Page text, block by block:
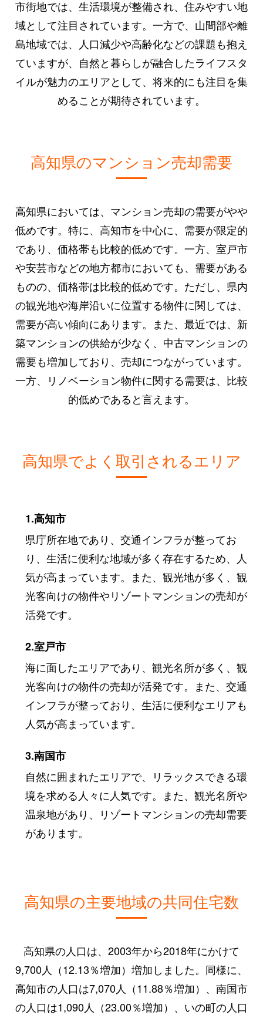
市街地では、生活環境が整備され、住みやすい地
域として注目されています。一方で、山間部や離
島地域では、人口減少や高齢化などの課題も抱え
ていますが、自然と暮らしが融合したライフスタ
イルが魅力のエリアとして、将来的にも注目を集
めることが期待されています。
高知県のマンション売却需要
高知県においては、マンション売却の需要がやや
低めです。特に、高知市を中心に、需要が限定的
であり、価格帯も比較的低めです。一方、室戸市
や安芸市などの地方都市においても、需要がある
ものの、価格帯は比較的低めです。ただし、県内
の観光地や海岸沿いに位置する物件に関しては、
需要が高い傾向にあります。また、最近では、新
築マンションの供給が少なく、中古マンションの
需要も増加しており、売却につながっています。
一方、リノベーション物件に関する需要は、比較
的低めであると言えます。
高知県でよく取引されるエリア
1.高知市
県庁所在地であり、交通インフラが整ってお
り、生活に便利な地域が多く存在するため、人
気が高まっています。また、観光地が多く、観
光客向けの物件やリゾートマンションの売却が
活発です。
2.室戸市
海に面したエリアであり、観光名所が多く、観
光客向けの物件の売却が活発です。また、交通
インフラが整っており、生活に便利なエリアも
人気が高まっています。
3.南国市
自然に囲まれたエリアで、リラックスできる環
境を求める人々に人気です。また、観光名所や
温泉地があり、リゾートマンションの売却需要
があります。
高知県の主要地域の共同住宅数
高知県の人口は、2003年から2018年にかけて
9,700人（12.13％増加）増加しました。同様に、
高知市の人口は7,070人（11.88％増加）、南国市
の人口は1,090人（23.00％増加）、いの町の人口